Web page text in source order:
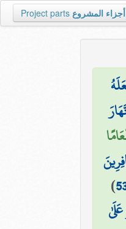
Project parts أجزاء المشروع
)